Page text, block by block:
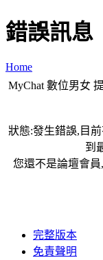
錯誤訊息
Home
MyChat 數位男女
狀態:發生錯誤,目
到
您還不是論壇會員
完整版本
免責聲明